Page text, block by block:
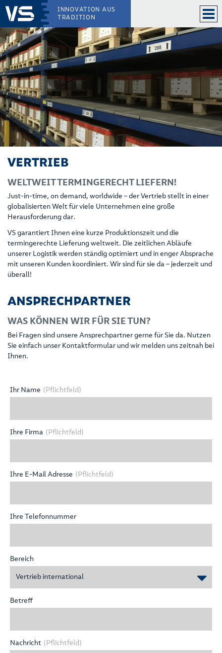
INNOVATION AUS
TRADITION
VERTRIEB
WELTWEIT TERMINGERECHT LIEFERN!
Just-in-time, on demand, worldwide – der Vertrieb stellt in einer
globalisierten Welt für viele Unternehmen eine große
Herausforderung dar.
VS garantiert Ihnen eine kurze Produktionszeit und die
termingerechte Lieferung weltweit. Die zeitlichen Abläufe
unserer Logistik werden ständig optimiert und in enger Absprache
mit unseren Kunden koordiniert. Wir sind für sie da – jederzeit und
überall!
ANSPRECHPARTNER
WAS KÖNNEN WIR FÜR SIE TUN?
Bei Fragen sind unsere Ansprechpartner gerne für Sie da. Nutzen
Sie einfach unser Kontaktformular und wir melden uns zeitnah bei
Ihnen.
Ihr Name (Pflichtfeld)
Ihre Firma (Pflichtfeld)
Ihre E-Mail Adresse (Pflichtfeld)
Ihre Telefonnummer
Bereich
Vertrieb international
Betreff
Nachricht (Pflichtfeld)